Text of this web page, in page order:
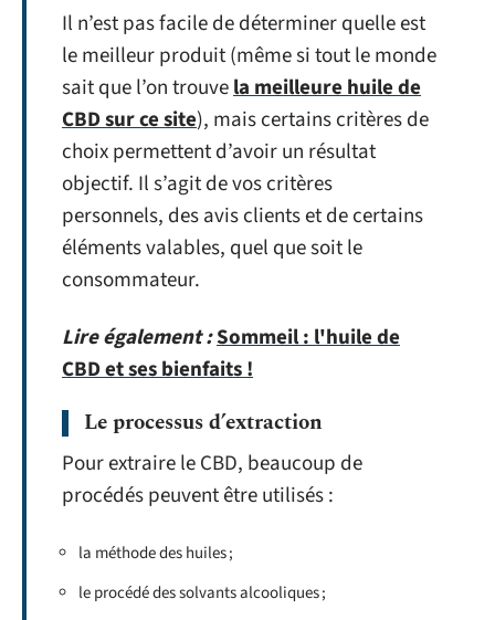
Il n’est pas facile de déterminer quelle est
le meilleur produit (même si tout le monde
sait que l’on trouvela meilleure huile de
CBD sur ce site), mais certains critères de
choix permettent d’avoir un résultat
objectif. Il s’agit de vos critères
personnels, des avis clients et de certains
éléments valables, quel que soit le
consommateur.
Lire également :Sommeil : l'huile de
CBD et ses bienfaits !
Le processus d’extraction
Pour extraire le CBD, beaucoup de
procédés peuvent être utilisés :
la méthode des huiles ;
le procédé des solvants alcooliques ;